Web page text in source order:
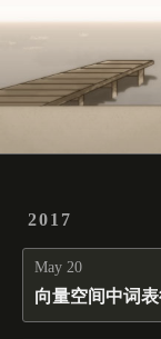
2017
May 20
向量空间中词